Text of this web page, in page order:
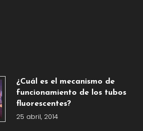
¿Cuál es el mecanismo de
funcionamiento de los tubos
fluorescentes?
25 abril, 2014